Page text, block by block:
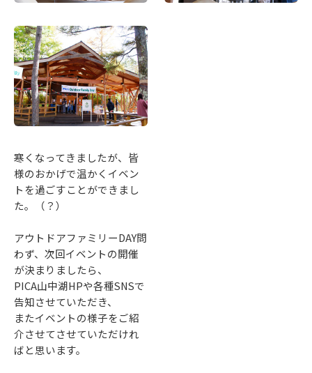
寒くなってきましたが、皆
様のおかげで温かくイベン
トを過ごすことができまし
た。（？）
アウトドアファミリーDAY問
わず、次回イベントの開催
が決まりましたら、
PICA山中湖HPや各種SNSで
告知させていただき、
またイベントの様子をご紹
介させてさせていただけれ
ばと思います。